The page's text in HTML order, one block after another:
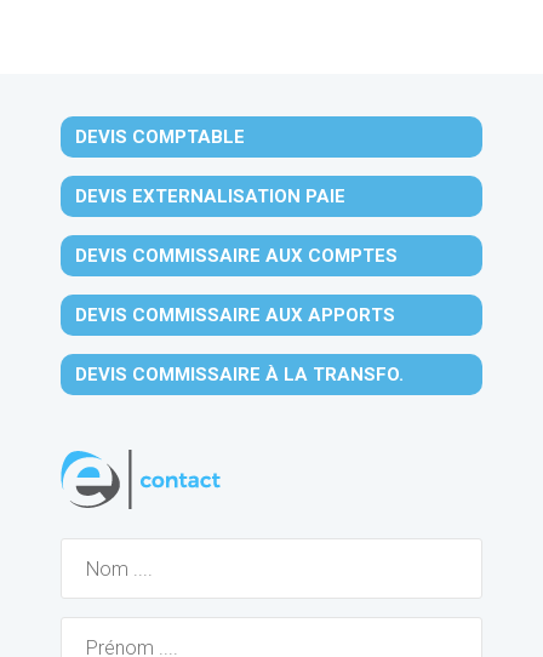
DEVIS COMPTABLE
DEVIS EXTERNALISATION PAIE
DEVIS COMMISSAIRE AUX COMPTES
DEVIS COMMISSAIRE AUX APPORTS
DEVIS COMMISSAIRE À LA TRANSFO.